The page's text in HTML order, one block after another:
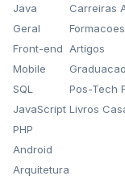
Java
Geral
Front-end
Mobile
SQL
JavaScript
PHP
Android
Arquitetura
Carreiras
Formacoes
Artigos
Pos-Tech
Livros